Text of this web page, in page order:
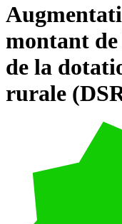
montant
de la
rurale